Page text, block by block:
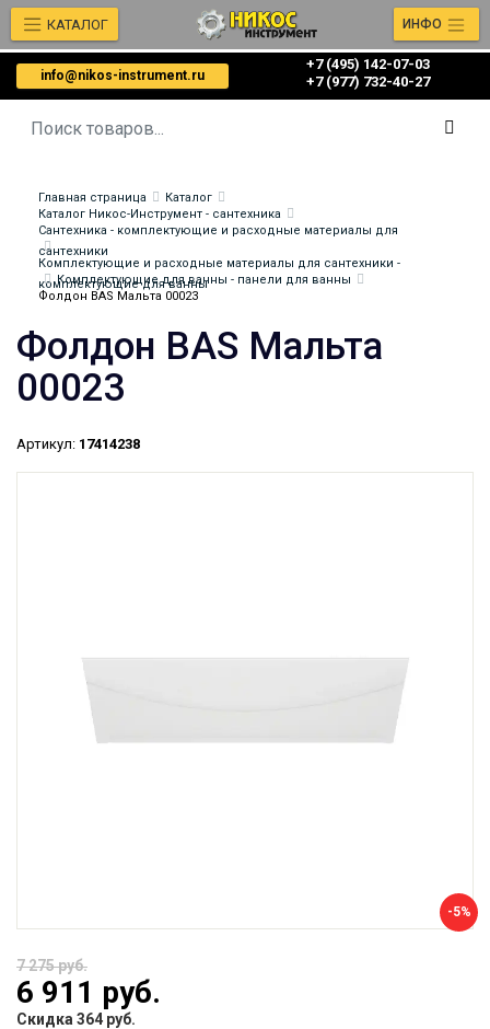
info@nikos-instrument.ru
+7 (495) 142-07-03
‎‎+7 (977) 732-40-27
КАТАЛОГ ИНФО
Главная страница
Каталог
Каталог Никос-Инструмент - сантехника
Сантехника - комплектующие и расходные материалы для
сантехники
Комплектующие и расходные материалы для сантехники -
комплектующие для ванны
Комплектующие для ванны - панели для ванны
Фолдон BAS Мальта 00023
Фолдон BAS Мальта
00023
Артикул: 17414238
-5%
7 275 руб.
6 911 руб.
Скидка 364 руб.